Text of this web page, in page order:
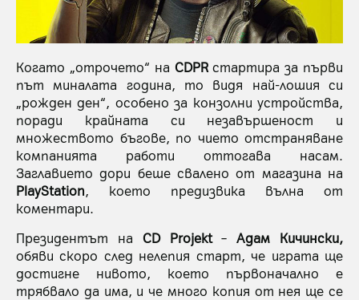
Когато „отрочето“ на CDPRстартира за първи
път миналата година, то видя най-лошия си
„рожден ден“, особено за конзолни устройства,
поради крайната си незавършеност и
множеството бъгове, по чието отстраняване
компанията работи оттогава насам.
Заглавието дори беше свалено от магазина на
PlayStation, което предизвика вълна от
коментари.
Президентът на CD Projekt–Адам Кичински,
обяви скоро след нелепия старт, че играта ще
достигне нивото, което първоначално е
трябвало да има, и че много копия от нея ще се